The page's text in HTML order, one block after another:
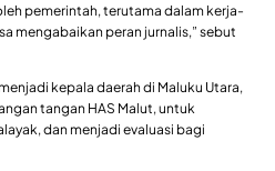
pemerintah, terutama dalam kerja-
mengabaikan peran jurnalis,” sebut
kepala daerah di Maluku Utara,
tangan HAS Malut, untuk
dan menjadi evaluasi bagi